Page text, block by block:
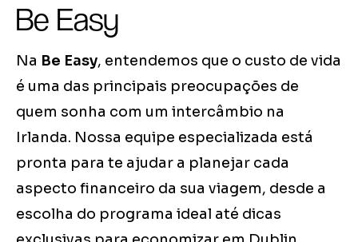
Be Easy
Na Be Easy, entendemos que o custo de vida
é uma das principais preocupações de
quem sonha com um intercâmbio na
Irlanda. Nossa equipe especializada está
pronta para te ajudar a planejar cada
aspecto financeiro da sua viagem, desde a
escolha do programa ideal até dicas